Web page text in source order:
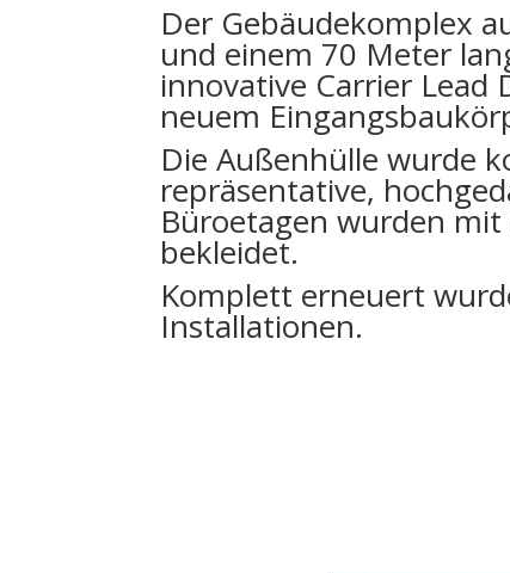
Der Gebäudekomplex
und einem 70 Meter
innovative Carrier Lead
neuem
Die Außenhülle wurde
repräsentative,
Büroetagen wurden
bekleidet.
Komplett erneuert
Installationen.